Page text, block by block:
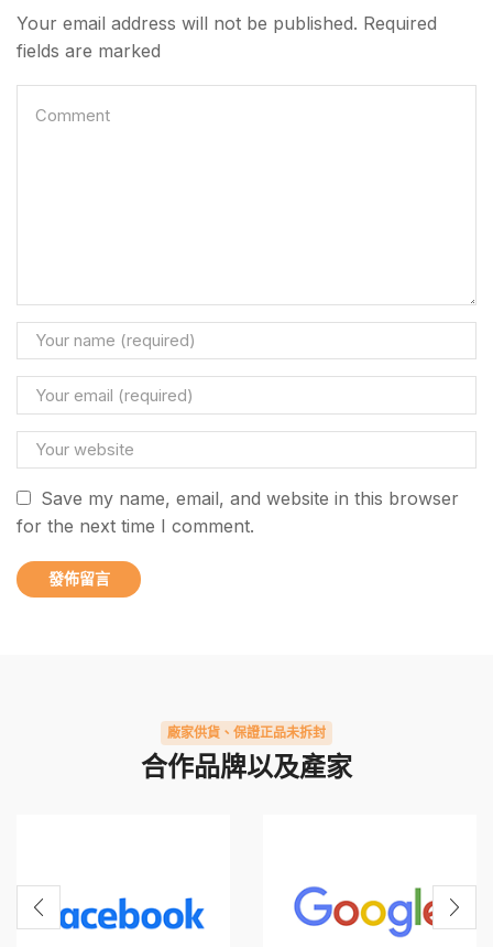
Your email address will not be published. Required
fields are marked
Save my name, email, and website in this browser
for the next time I comment.
廠家供貨、保證正品未拆封
合作品牌以及產家